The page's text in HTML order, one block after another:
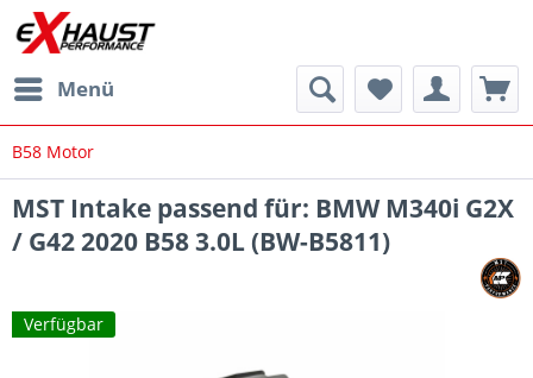
Menü
B58 Motor
MST Intake passend für: BMW M340i G2X
/ G42 2020 B58 3.0L (BW-B5811)
Verfügbar